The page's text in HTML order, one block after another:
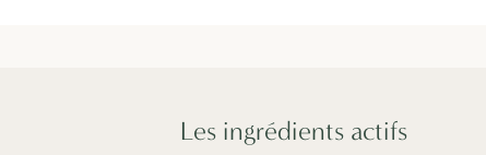
Les ingrédients actifs